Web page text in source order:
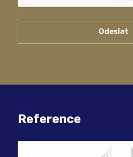
Odeslat
Reference